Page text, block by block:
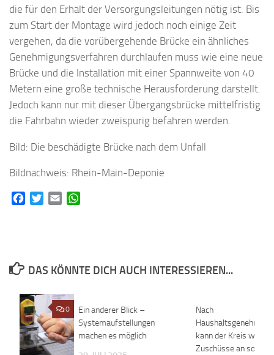
die für den Erhalt der Versorgungsleitungen nötig ist. Bis
zum Start der Montage wird jedoch noch einige Zeit
vergehen, da die vorübergehende Brücke ein ähnliches
Genehmigungsverfahren durchlaufen muss wie eine neue
Brücke und die Installation mit einer Spannweite von 40
Metern eine große technische Herausforderung darstellt.
Jedoch kann nur mit dieser Übergangsbrücke mittelfristig
die Fahrbahn wieder zweispurig befahren werden.
Bild: Die beschädigte Brücke nach dem Unfall
Bildnachweis: Rhein-Main-Deponie
FacebookTwitterEmail
DAS KÖNNTE DICH AUCH INTERESSIEREN...
Ein anderer Blick –
Systemaufstellungen
machen es möglich
Nach
kann der Kreis wieder
Zuschüsse an soziale
0